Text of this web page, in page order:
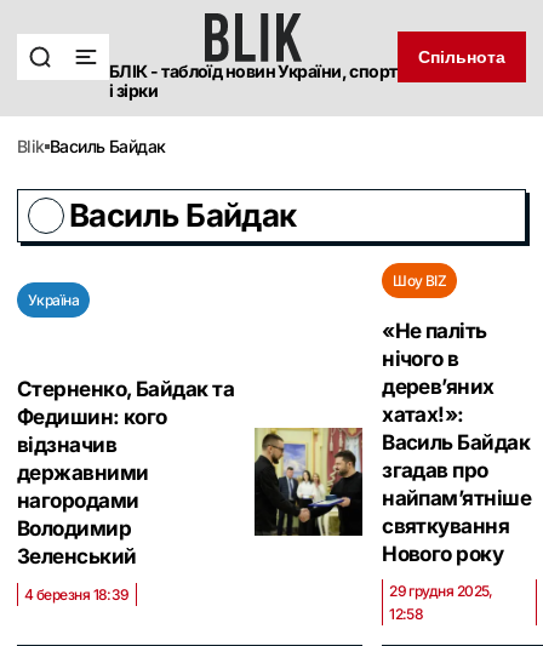
БЛІК - таблоїд новин України, спорт
і зірки
Спільнота
blik Василь Байдак
Василь Байдак
Україна
Стерненко, Байдак та
Федишин: кого
відзначив
державними
нагородами
Володимир
Зеленський
4 березня 18:39
Шоу BIZ
«Не паліть
нічого в
дерев’яних
хатах!‎»:
Василь Байдак
згадав про
найпам’ятніше
святкування
Нового року
29 грудня 2025,
12:58